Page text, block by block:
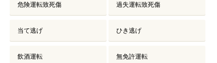
刑事事件データベース
危険運転致死傷 過失運転致死傷
当て逃げ ひき逃げ
飲酒運転 無免許運転